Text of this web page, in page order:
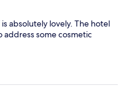
absolutely lovely. The hotel
address some cosmetic